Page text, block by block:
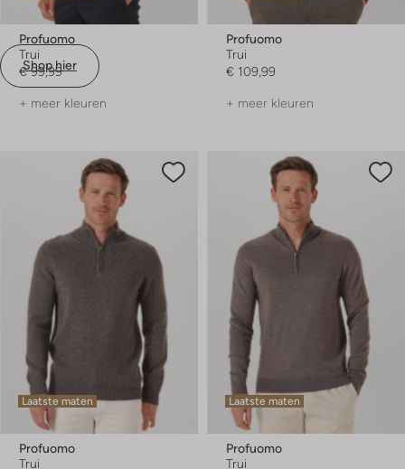
Shop hier
Profuomo
Trui
€ 99,99
+ meer kleuren
Profuomo
Trui
€ 109,99
+ meer kleuren
Laatste maten
Profuomo
Trui
Laatste maten
Profuomo
Trui